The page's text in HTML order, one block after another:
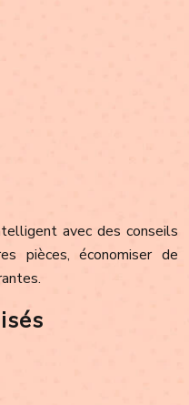
avec des conseils
pièces, économiser de